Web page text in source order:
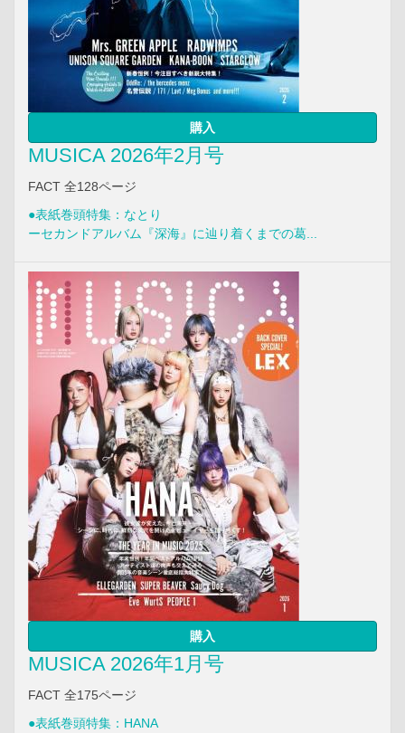
購入
MUSICA 2026年2月号
FACT 全128ページ
●表紙巻頭特集：なとり
ーセカンドアルバム『深海』に辿り着くまでの葛...
購入
MUSICA 2026年1月号
FACT 全175ページ
●表紙巻頭特集：HANA